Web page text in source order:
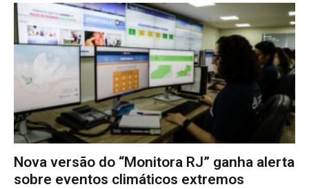
Nova versão do “Monitora RJ” ganha alerta
sobre eventos climáticos extremos